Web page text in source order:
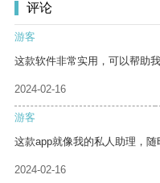
评论
游客
这款软件非常实用，可以帮助
2024-02-16
游客
这款app就像我的私人助理，随
2024-02-16